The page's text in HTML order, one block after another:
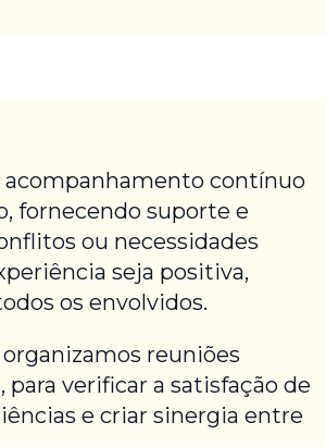
acompanhamento contínuo
fornecendo suporte e
ou necessidades
seja positiva,
os envolvidos.
reuniões
verificar a satisfação de
e criar sinergia entre